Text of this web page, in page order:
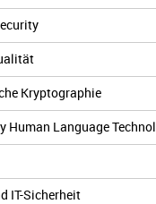
Kryptographie
Human Language
IT-Sicherheit